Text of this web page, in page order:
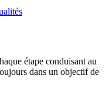
étape conduisant au
dans un objectif de